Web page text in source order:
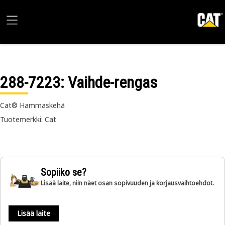
288-7223: Vaihde-rengas
Cat® Hammaskehä
Tuotemerkki: Cat
Sopiiko se?
Lisää laite, niin näet osan sopivuuden ja korjausvaihtoehdot.
Lisää laite